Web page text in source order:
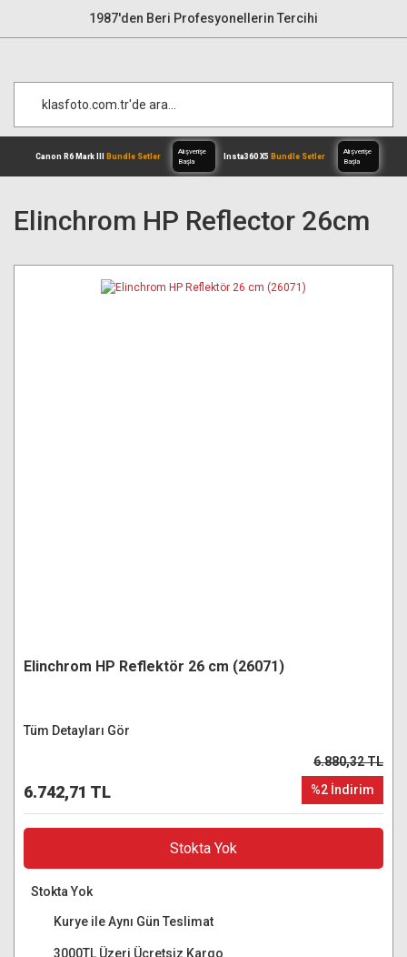
1987'den Beri Profesyonellerin Tercihi
Başla
Elinchrom HP Reflector 26cm
Elinchrom HP Reflektör 26 cm (26071)
Tüm Detayları Gör
6.742,71 TL
6.880,32 TL
%2 İndirim
Stokta Yok
Stokta Yok
Kurye ile Aynı Gün Teslimat
3000TL Üzeri Ücretsiz Kargo